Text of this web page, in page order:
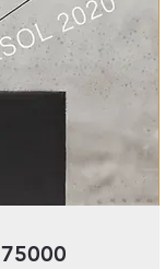
Director, 75000